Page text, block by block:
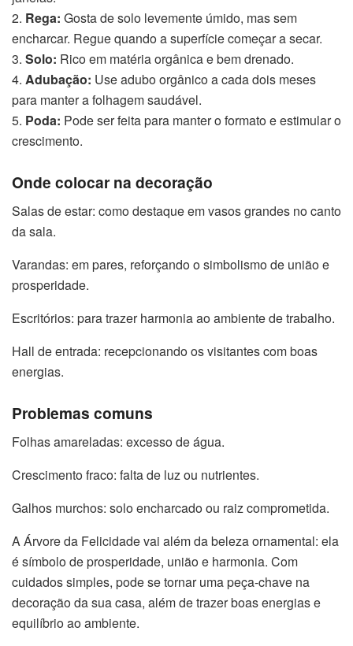
2. Rega: Gosta de solo levemente úmido, mas sem
encharcar. Regue quando a superfície começar a secar.
3. Solo: Rico em matéria orgânica e bem drenado.
4. Adubação: Use adubo orgânico a cada dois meses
para manter a folhagem saudável.
5. Poda: Pode ser feita para manter o formato e estimular o
crescimento.
Onde colocar na decoração
Salas de estar: como destaque em vasos grandes no canto
da sala.
Varandas: em pares, reforçando o simbolismo de união e
prosperidade.
Escritórios: para trazer harmonia ao ambiente de trabalho.
Hall de entrada: recepcionando os visitantes com boas
energias.
Problemas comuns
Folhas amareladas: excesso de água.
Crescimento fraco: falta de luz ou nutrientes.
Galhos murchos: solo encharcado ou raiz comprometida.
A Árvore da Felicidade vai além da beleza ornamental: ela
é símbolo de prosperidade, união e harmonia. Com
cuidados simples, pode se tornar uma peça-chave na
decoração da sua casa, além de trazer boas energias e
equilíbrio ao ambiente.